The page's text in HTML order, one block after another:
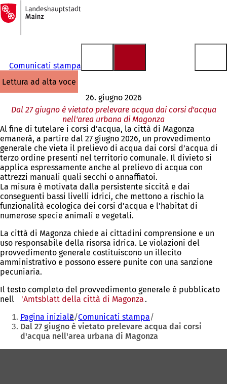
Vai al contenuto
Alla
pagina
iniziale
Comunicati stampa
lettura ad alta voce
26. giugno 2026
Dal 27 giugno è vietato prelevare acqua dai corsi d'acqua
nell'area urbana di Magonza
Al fine di tutelare i corsi d’acqua, la città di Magonza
emanerà, a partire dal 27 giugno 2026, un provvedimento
generale che vieta il prelievo di acqua dai corsi d’acqua di
terzo ordine presenti nel territorio comunale. Il divieto si
applica espressamente anche al prelievo di acqua con
attrezzi manuali quali secchi o annaffiatoi.
La misura è motivata dalla persistente siccità e dai
conseguenti bassi livelli idrici, che mettono a rischio la
funzionalità ecologica dei corsi d’acqua e l’habitat di
numerose specie animali e vegetali.
La città di Magonza chiede ai cittadini comprensione e un
uso responsabile della risorsa idrica. Le violazioni del
provvedimento generale costituiscono un illecito
amministrativo e possono essere punite con una sanzione
pecuniaria.
Il testo completo del provvedimento generale è pubblicato
nell
'Amtsblatt della città di Magonza(Si
in
una
nuova
scheda)
.
Siete
qui:
Pagina iniziale Comunicati stampa
Dal 27 giugno è vietato prelevare acqua dai corsi
d'acqua nell'area urbana di Magonza